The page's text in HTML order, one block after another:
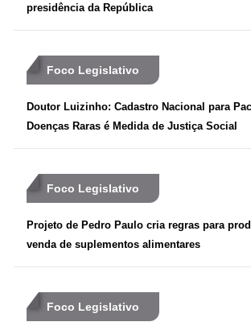
presidência da República
Foco Legislativo
Doutor Luizinho: Cadastro Nacional para
Doenças Raras é Medida de Justiça Social
Foco Legislativo
Projeto de Pedro Paulo cria regras para
venda de suplementos alimentares
Foco Legislativo